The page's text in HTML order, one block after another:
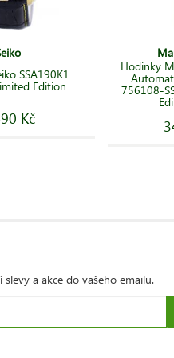
SSA190K1
Edition
Kč
Hodinky
756108-
a akce do vašeho emailu.